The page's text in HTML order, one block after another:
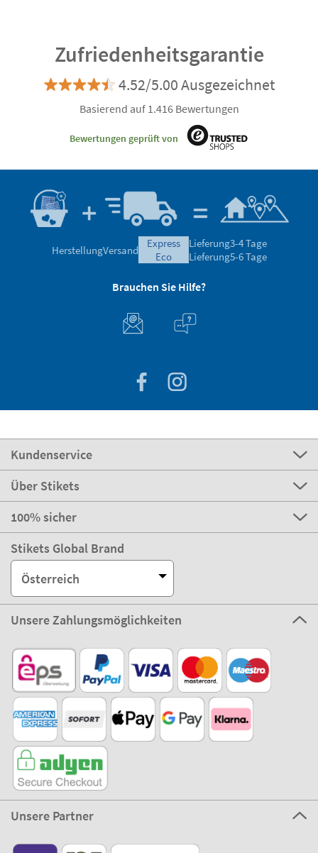
Zufriedenheitsgarantie
4.52/5.00 Ausgezeichnet
Basierend auf 1.416 Bewertungen
Bewertungen geprüft von
HerstellungVersand
express
eco
Lieferung3-4 Tage
Lieferung5-6 Tage
Brauchen Sie Hilfe?
Kundenservice
Über Stikets
100% sicher
Stikets Global Brand
Österreich
Unsere Zahlungsmöglichkeiten
Unsere Partner